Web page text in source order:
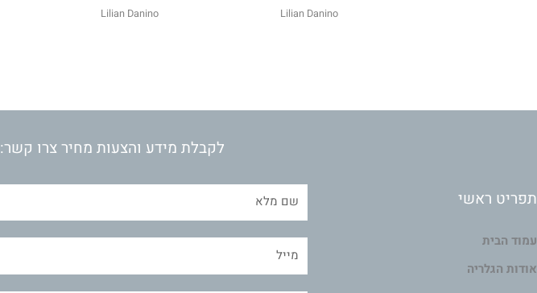
Lilian Danino
Lilian Danino
תפריט ראשי
עמוד הבית
אודות הגלריה
לקבלת מידע והצעות מחיר צרו קשר: